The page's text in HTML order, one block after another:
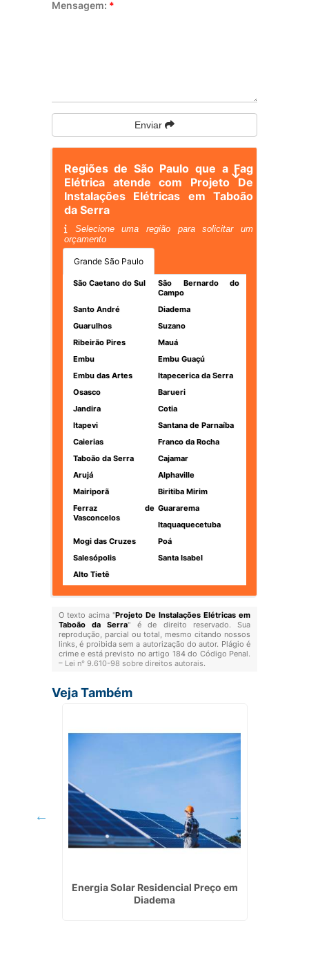
Mensagem: *
Enviar
Regiões de São Paulo que a Fag
Elétrica atende com Projeto De
Instalações Elétricas em Taboão
da Serra
Selecione uma região para solicitar um
orçamento
Grande São Paulo
São Caetano do Sul
São Bernardo do
Campo
Santo André
Diadema
Guarulhos
Suzano
Ribeirão Pires
Mauá
Embu
Embu Guaçú
Embu das Artes
Itapecerica da Serra
Osasco
Barueri
Jandira
Cotia
Itapevi
Santana de Parnaíba
Caierias
Franco da Rocha
Taboão da Serra
Cajamar
Arujá
Alphaville
Mairiporã
Biritiba Mirim
Ferraz de
Vasconcelos
Guararema
Itaquaquecetuba
Mogi das Cruzes
Poá
Salesópolis
Santa Isabel
Alto Tietê
O texto acima "Projeto De Instalações Elétricas em
Taboão da Serra" é de direito reservado. Sua
reprodução, parcial ou total, mesmo citando nossos
links, é proibida sem a autorização do autor. Plágio é
crime e está previsto no artigo 184 do Código Penal.
– Lei n° 9.610-98 sobre direitos autorais.
Veja Também
Energia Solar Residencial Preço em
Diadema